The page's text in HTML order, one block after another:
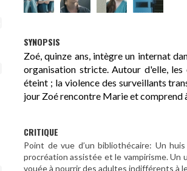
SYNOPSIS
Zoé, quinze ans, intègre un internat
organisation stricte. Autour d'elle,
éteint ; la violence des surveillants
jour Zoé rencontre Marie et comprend
CRITIQUE
Point de vue d’un bibliothécaire: Un
procréation assistée et le vampirisme. Un
vouée à nourrir des adultes indifférents à